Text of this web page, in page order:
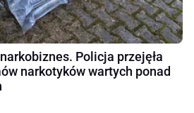
Policja przejęła
narkotyków wartych ponad